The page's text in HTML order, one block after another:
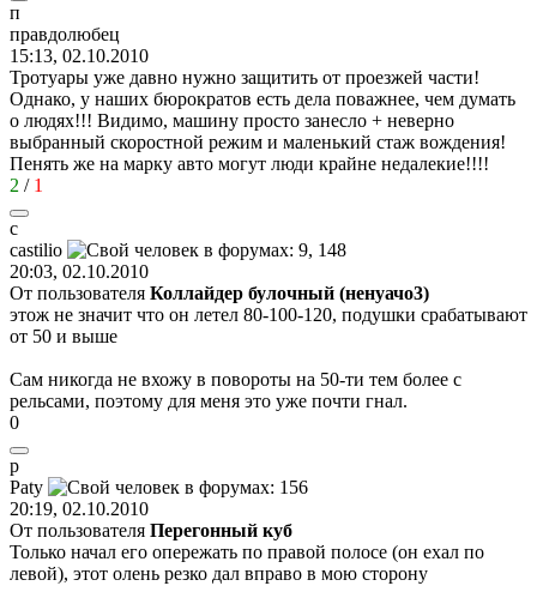
п
правдолюбец
15:13, 02.10.2010
Тротуары уже давно нужно защитить от проезжей части!
Однако, у наших бюрократов есть дела поважнее, чем думать
о людях!!! Видимо, машину просто занесло + неверно
выбранный скоростной режим и маленький стаж вождения!
Пенять же на марку авто могут люди крайне недалекие!!!!
2 / 1
c
castilio
20:03, 02.10.2010
От пользователя Коллайдер булочный (ненуачо3)
этож не значит что он летел 80-100-120, подушки срабатывают
от 50 и выше
Сам никогда не вхожу в повороты на 50-ти тем более с
рельсами, поэтому для меня это уже почти гнал.
0
p
Paty
20:19, 02.10.2010
От пользователя Перегонный куб
Только начал его опережать по правой полосе (он ехал по
левой), этот олень резко дал вправо в мою сторону